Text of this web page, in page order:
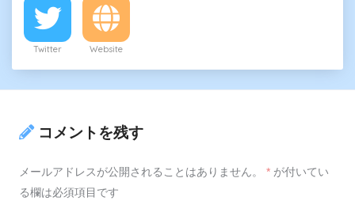
Twitter Website
コメントを残す
メールアドレスが公開されることはありません。 * が付いてい
る欄は必須項目です